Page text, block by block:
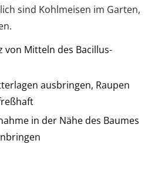
sind Kohlmeisen im Garten,
von Mitteln des Bacillus-
ausbringen, Raupen
in der Nähe des Baumes